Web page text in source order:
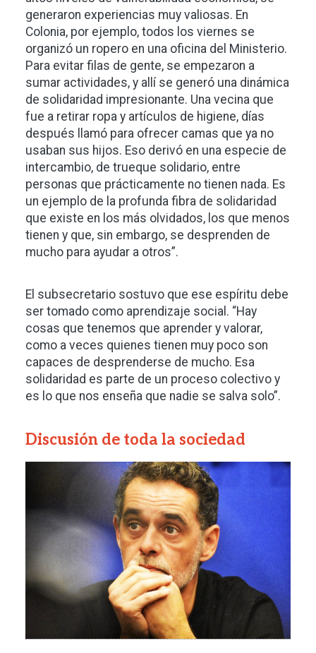
generaron experiencias muy valiosas. En
Colonia, por ejemplo, todos los viernes se
organizó un ropero en una oficina del Ministerio.
Para evitar filas de gente, se empezaron a
sumar actividades, y allí se generó una dinámica
de solidaridad impresionante. Una vecina que
fue a retirar ropa y artículos de higiene, días
después llamó para ofrecer camas que ya no
usaban sus hijos. Eso derivó en una especie de
intercambio, de trueque solidario, entre
personas que prácticamente no tienen nada. Es
un ejemplo de la profunda fibra de solidaridad
que existe en los más olvidados, los que menos
tienen y que, sin embargo, se desprenden de
mucho para ayudar a otros”.
El subsecretario sostuvo que ese espíritu debe
ser tomado como aprendizaje social. “Hay
cosas que tenemos que aprender y valorar,
como a veces quienes tienen muy poco son
capaces de desprenderse de mucho. Esa
solidaridad es parte de un proceso colectivo y
es lo que nos enseña que nadie se salva solo”.
Discusión de toda la sociedad
Imagen